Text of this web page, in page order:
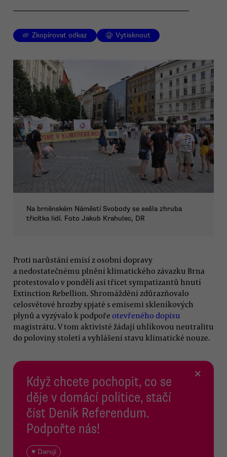
Zkopírovat odkaz Vytisknout
Na brněnském Náměstí Svobody se sešla zhruba
třicítka lidí. Foto Jakub Krahulec, DR
Proti narůstání emisí z osobní dopravy
a nedostatečnému plnění klimatického závazku Brna
protestovalo v pondělí asi třicet sympatizantů hnutí
Extinction Rebellion. Shromáždění zdůrazňovalo
celosvětové hrozby spjaté s emisemi skleníkových
plynů a vyzývalo k podpoře otevřeného dopisu
magistrátu. V tom aktivisté žádají uhlíkovou neutralitu
do poloviny století a vyhlášení stavu klimatické nouze.
Když chcete pochopit, co se
děje v domácí politice, stačí
číst Deník Referendum.
Podpořte nás!
♥ Daruji
×